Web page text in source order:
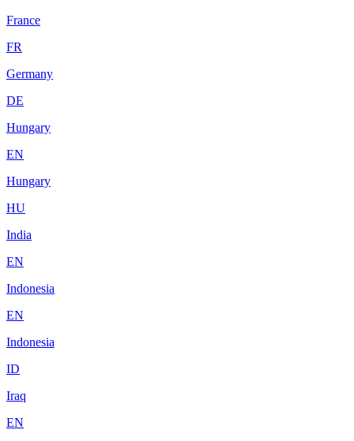
France
FR
Germany
DE
Hungary
EN
Hungary
HU
India
EN
Indonesia
EN
Indonesia
ID
Iraq
EN